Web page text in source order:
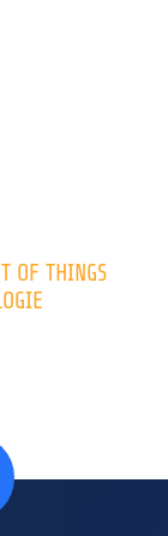
OF THINGS